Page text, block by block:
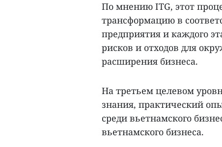
По мнению ITG, этот
трансформацию в
предприятия и каждого
рисков и отходов для
расширения бизнеса.
На третьем целевом
знания, практический
среди вьетнамского
вьетнамского бизнеса.